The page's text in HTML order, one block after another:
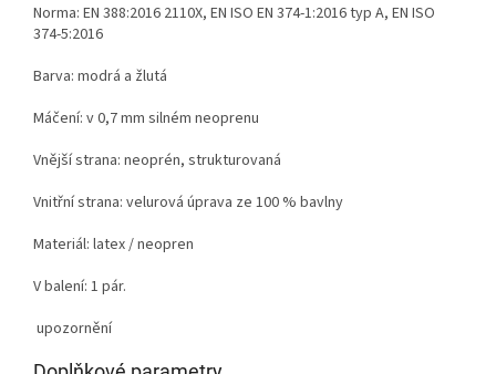
Norma: EN 388:2016 2110X, EN ISO EN 374-1:2016 typ A, EN ISO
374-5:2016
Barva: modrá a žlutá
Máčení: v 0,7 mm silném neoprenu
Vnější strana: neoprén, strukturovaná
Vnitřní strana: velurová úprava ze 100 % bavlny
Materiál: latex / neopren
V balení: 1 pár.
upozornění